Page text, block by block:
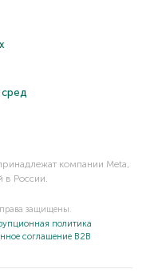
сред
компании Meta,
в России.
защищены.
политика
соглашение B2B